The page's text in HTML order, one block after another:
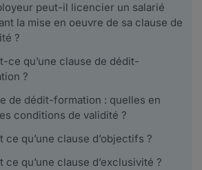
peut-il licencier un salarié
la mise en oeuvre de sa clause de
?
ce qu’une clause de dédit-
?
de dédit-formation : quelles en
conditions de validité ?
ce qu’une clause d’objectifs ?
ce qu’une clause d’exclusivité ?